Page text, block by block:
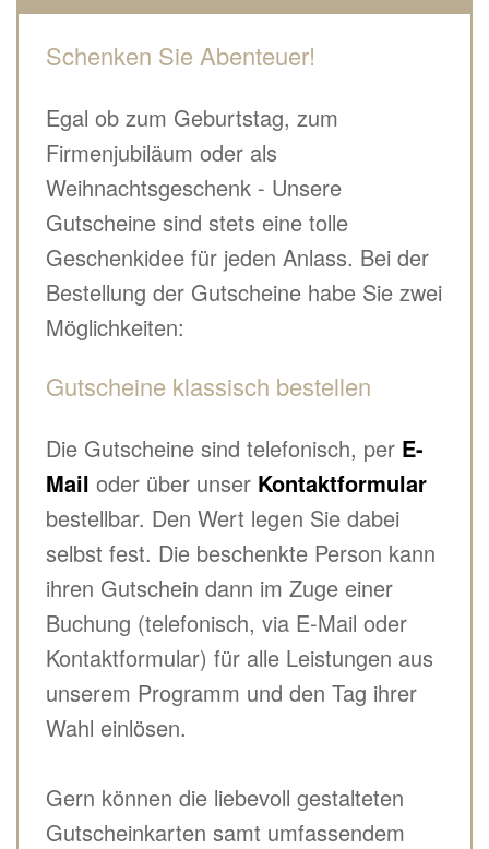
Schenken Sie Abenteuer!
Egal ob zum Geburtstag, zum
Firmenjubiläum oder als
Weihnachtsgeschenk - Unsere
Gutscheine sind stets eine tolle
Geschenkidee für jeden Anlass. Bei der
Bestellung der Gutscheine habe Sie zwei
Möglichkeiten:
Gutscheine klassisch bestellen
Die Gutscheine sind telefonisch, per E-
Mail oder über unser Kontaktformular
bestellbar. Den Wert legen Sie dabei
selbst fest. Die beschenkte Person kann
ihren Gutschein dann im Zuge einer
Buchung (telefonisch, via E-Mail oder
Kontaktformular) für alle Leistungen aus
unserem Programm und den Tag ihrer
Wahl einlösen.
Gern können die liebevoll gestalteten
Gutscheinkarten samt umfassendem